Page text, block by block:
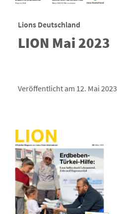
Lions Deutschland
LION Mai 2023
Veröffentlicht am 12. Mai 2023